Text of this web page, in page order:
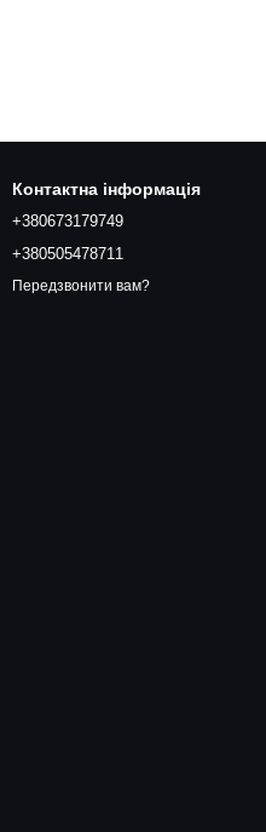
Контактна інформація
+380673179749
+380505478711
Передзвонити вам?